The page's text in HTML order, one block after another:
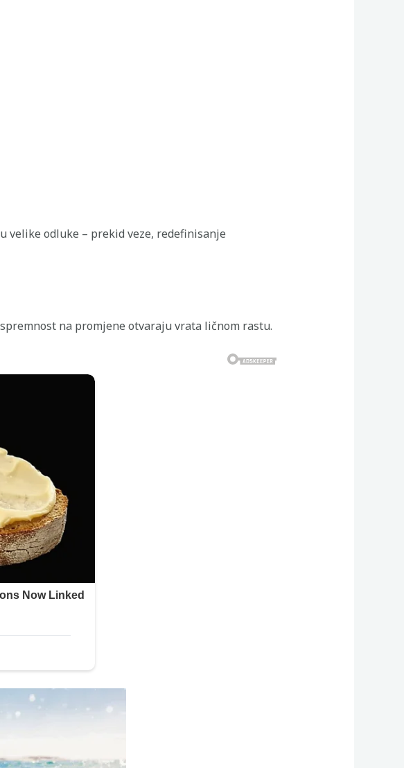
velike odluke – prekid veze, redefinisanje
na promjene otvaraju vrata ličnom rastu.